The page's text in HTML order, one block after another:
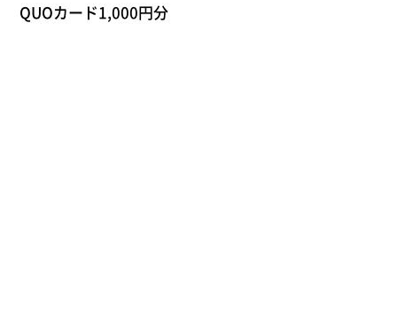
QUOカード1,000円分